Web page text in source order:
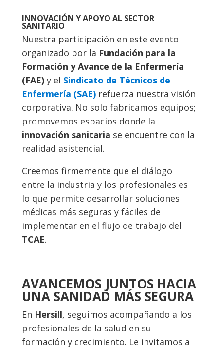
INNOVACIÓN Y APOYO AL SECTOR
SANITARIO
Nuestra participación en este evento
organizado por la Fundación para la
Formación y Avance de la Enfermería
(FAE)y el Sindicato de Técnicos de
Enfermería (SAE)refuerza nuestra visión
corporativa. No solo fabricamos equipos;
promovemos espacios donde la
innovación sanitaria se encuentre con la
realidad asistencial.
Creemos firmemente que el diálogo
entre la industria y los profesionales es
lo que permite desarrollar soluciones
médicas más seguras y fáciles de
implementar en el flujo de trabajo del
TCAE.
AVANCEMOS JUNTOS HACIA
UNA SANIDAD MÁS SEGURA
En Hersill, seguimos acompañando a los
profesionales de la salud en su
formación y crecimiento. Le invitamos a